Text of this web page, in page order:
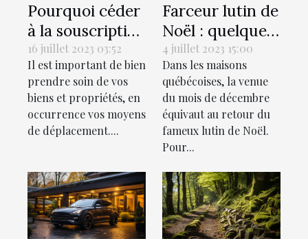
Pourquoi céder
à la souscription
d’une assurance
auto ?
16 juillet 2023 03:52
Il est important de bien
prendre soin de vos
biens et propriétés, en
occurrence vos moyens
de déplacement....
Farceur lutin de
Noël : quelques
idées de tours à
réaliser chez soi
4 juillet 2023 15:00
Dans les maisons
québécoises, la venue
du mois de décembre
équivaut au retour du
fameux lutin de Noël.
Pour...